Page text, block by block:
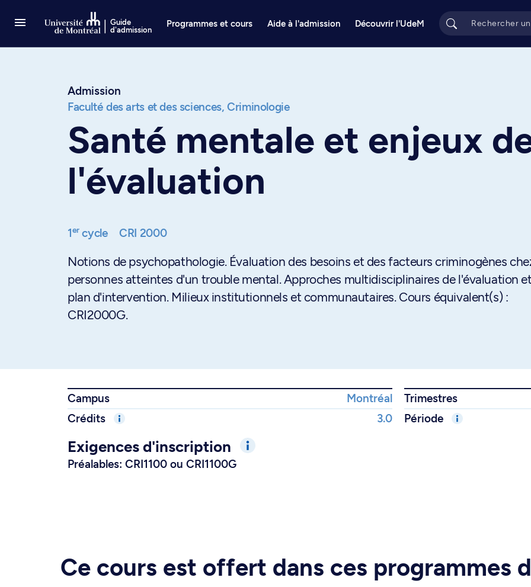
Guide
d'admission
Programmes et cours Aide à l'admission Découvrir l'UdeM
Admission
Faculté des arts et des sciences, Criminologie
Santé mentale et enjeux
l'évaluation
1ercycle CRI 2000
Notions de psychopathologie. Évaluation des besoins et des facteurs criminogènes
personnes atteintes d'un trouble mental. Approches multidisciplinaires de l'évaluation
plan d'intervention. Milieux institutionnels et communautaires. Cours équivalent(s) :
CRI2000G.
Campus Montréal Trimestres
Crédits
3.0 Période
Exigences d'inscription
Préalables: CRI1100 ou CRI1100G
Ce cours est offert dans ces programmes